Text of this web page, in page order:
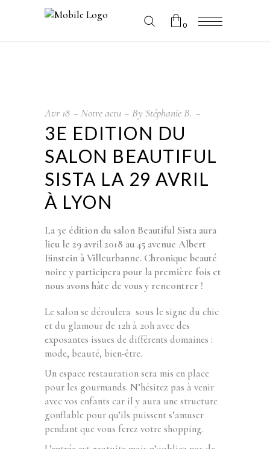
0
Avr 18 Notre actu By Stéphanie B.
3E EDITION DU
SALON BEAUTIFUL
SISTA LA 29 AVRIL
À LYON
La 3e édition du salon Beautiful Sista aura
lieu le 29 avril 2018 au 45 avenue Albert
Einstein à Villeurbanne. Chronique beauté
noire y participera pour la première fois et
nous avons hâte de vous y rencontrer !
Le salon se déroulera sous le signe du chic
et du glamour de 12h à 20h avec des
exposantes issues de différents domaines :
mode, beauté, bien-être.
Un espace restauration sera mis en place
pour les gourmands. N’hésitez pas à venir
avec vos enfants car il y aura une structure
gonflable pour qu’ils puissent s’amuser
pendant que vous ferez votre shopping.